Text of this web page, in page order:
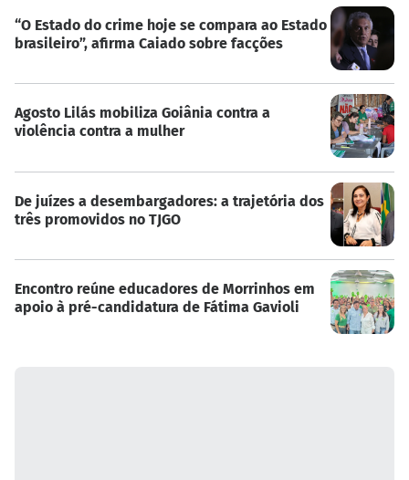
“O Estado do crime hoje se compara ao Estado
brasileiro”, afirma Caiado sobre facções
Agosto Lilás mobiliza Goiânia contra a
violência contra a mulher
De juízes a desembargadores: a trajetória dos
três promovidos no TJGO
Encontro reúne educadores de Morrinhos em
apoio à pré-candidatura de Fátima Gavioli